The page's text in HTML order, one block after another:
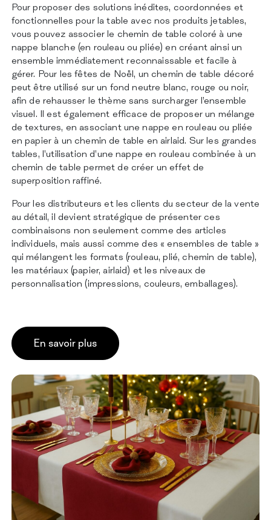
Pour proposer des solutions inédites, coordonnées et
fonctionnelles pour la table avec nos produits jetables,
vous pouvez associer le chemin de table coloré à une
nappe blanche (en rouleau ou pliée) en créant ainsi un
ensemble immédiatement reconnaissable et facile à
gérer. Pour les fêtes de Noël, un chemin de table décoré
peut être utilisé sur un fond neutre blanc, rouge ou noir,
afin de rehausser le thème sans surcharger l’ensemble
visuel. Il est également efficace de proposer un mélange
de textures, en associant une nappe en rouleau ou pliée
en papier à un chemin de table en airlaid. Sur les grandes
tables, l’utilisation d’une nappe en rouleau combinée à un
chemin de table permet de créer un effet de
superposition raffiné.
Pour les distributeurs et les clients du secteur de la vente
au détail, il devient stratégique de présenter ces
combinaisons non seulement comme des articles
individuels, mais aussi comme des « ensembles de table »
qui mélangent les formats (rouleau, plié, chemin de table),
les matériaux (papier, airlaid) et les niveaux de
personnalisation (impressions, couleurs, emballages).
En savoir plus